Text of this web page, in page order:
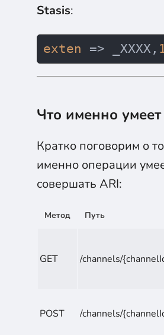
Получить
Нажимая на кнопку, вы
обработкой персональных
Stasis:
exten => _XXXX,
Что именно умеет
Кратко поговорим о
именно операции
совершать ARI:
Метод Путь
GET /channels/
POST /channels/